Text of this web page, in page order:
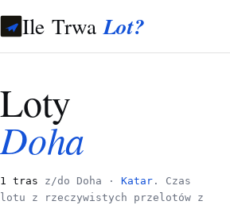
Ile TrwaLot?
Loty
Doha
1 tras z/do Doha · Katar . Czas
lotu z rzeczywistych przelotów z